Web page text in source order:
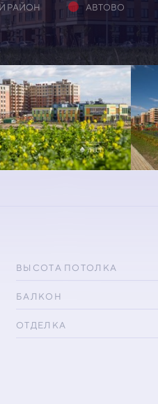
РАЙОН АВТОВО
ВЫСОТА ПОТОЛКА
БАЛКОН
ОТДЕЛКА